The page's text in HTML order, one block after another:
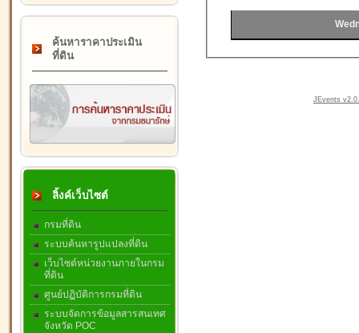
ค้นหาราคาประเมิน
ที่ดิน
ลิ้งค์เว็บไซต์
กรมที่ดิน
ระบบค้นหารูปแปลงที่ดิน
เว็บไซต์หน่วยงานภายในกรม
ที่ดิน
ศูนย์ปฏิบัติการกรมที่ดิน
ระบบจัดการข้อมูลสารสนเทศ
จังหวัด POC
JEvents